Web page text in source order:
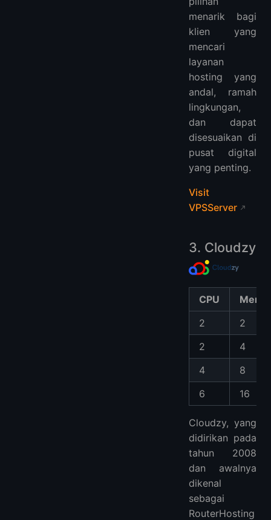
menarik bagi
klien yang
mencari
layanan
hosting yang
andal, ramah
lingkungan,
dan dapat
disesuaikan di
pusat digital
yang penting.
Visit
VPSServer
3. Cloudzy
CPU
2
2
2
4
4
8
6
16
Cloudzy, yang
didirikan pada
tahun 2008
dan awalnya
dikenal
sebagai
RouterHosting